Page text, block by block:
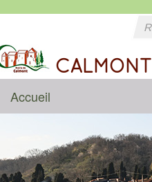
CALMONT
Accueil